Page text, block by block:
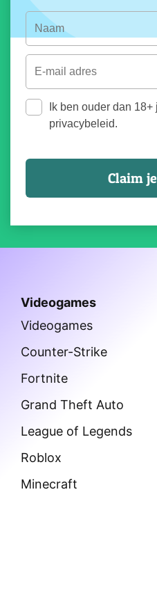
Ik ben ouder dan
privacybeleid.
Videogames
Videogames
Counter-Strike
Fortnite
Grand Theft Auto
League of Legends
Roblox
Minecraft